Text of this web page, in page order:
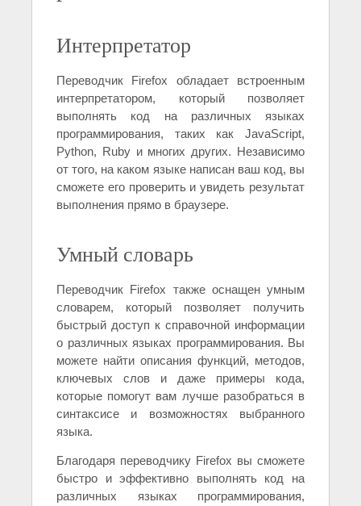
Интерпретатор
Переводчик Firefox обладает встроенным
интерпретатором, который позволяет
выполнять код на различных языках
программирования, таких как JavaScript,
Python, Ruby и многих других. Независимо
от того, на каком языке написан ваш код, вы
сможете его проверить и увидеть результат
выполнения прямо в браузере.
Умный словарь
Переводчик Firefox также оснащен умным
словарем, который позволяет получить
быстрый доступ к справочной информации
о различных языках программирования. Вы
можете найти описания функций, методов,
ключевых слов и даже примеры кода,
которые помогут вам лучше разобраться в
синтаксисе и возможностях выбранного
языка.
Благодаря переводчику Firefox вы сможете
быстро и эффективно выполнять код на
различных языках программирования,